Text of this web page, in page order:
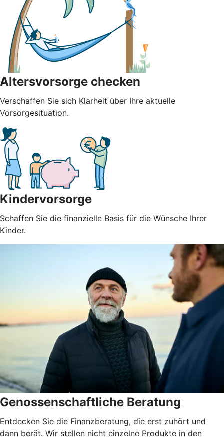
Altersvorsorge checken
Verschaffen Sie sich Klarheit über Ihre aktuelle
Vorsorgesituation.
Kindervorsorge
Schaffen Sie die finanzielle Basis für die Wünsche Ihrer
Kinder.
Genossenschaftliche Beratung
Entdecken Sie die Finanzberatung, die erst zuhört und
dann berät. Wir stellen nicht einzelne Produkte in den